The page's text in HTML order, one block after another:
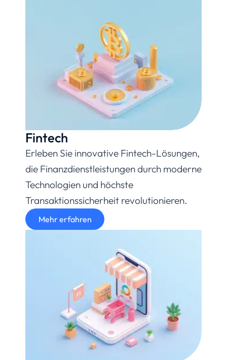
Fintech
Erleben Sie innovative Fintech-Lösungen,
die Finanzdienstleistungen durch moderne
Technologien und höchste
Transaktionssicherheit revolutionieren.
Mehr erfahren